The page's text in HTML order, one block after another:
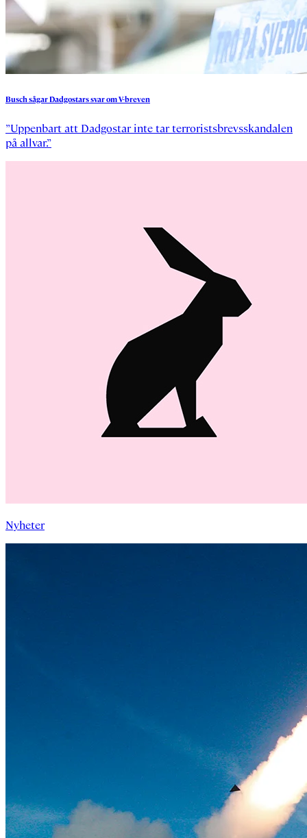
BuschsågarDadgostarssvaromV-breven
”Uppenbart att Dadgostar inte tar terroristsbrevsskandalen
på allvar.”
Nyheter